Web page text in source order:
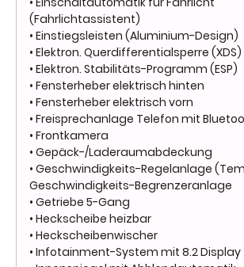
(Fahrlichtassistent)
• Einstiegsleisten (Aluminium-Design)
• Elektron. Querdifferentialsperre (XDS)
• Elektron. Stabilitäts-Programm (ESP)
• Fensterheber elektrisch hinten
• Fensterheber elektrisch vorn
• Freisprechanlage Telefon mit
• Frontkamera
• Gepäck-/Laderaumabdeckung
• Geschwindigkeits-Regelanlage
Geschwindigkeits-Begrenzeranlage
• Getriebe 5-Gang
• Heckscheibe heizbar
• Heckscheibenwischer
• Infotainment-System mit 8.2 Display